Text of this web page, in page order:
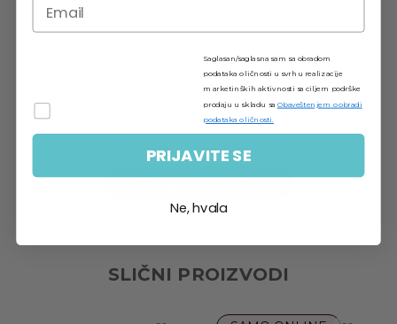
OCENITE NAS!
VAŠE MIŠLJENJE NAM JE VAŽNO.
BUDITE PRVI I NAPIŠITE
SLIČNI PROIZVODI
Saglasan/saglasna sam sa obradom
podataka o ličnosti u svrhu realizacije
marketinških aktivnosti sa ciljem podrške
prodaju u skladu sa Obaveštenjem o obradi
podataka o ličnosti.
PRIJAVITE SE
Ne, hvala